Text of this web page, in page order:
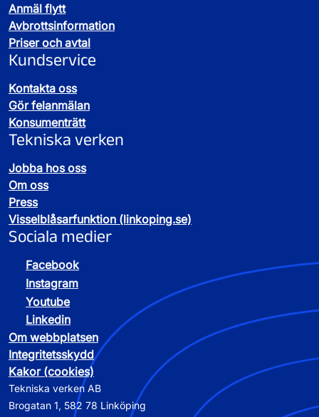
Anmäl flytt
Avbrottsinformation
Priser och avtal
Kundservice
Kontakta oss
Gör felanmälan
Konsumenträtt
Tekniska verken
Jobba hos oss
Om oss
Press
Visselblåsarfunktion (linkoping.se)
Sociala medier
Facebook
Instagram
Youtube
Linkedin
Om webbplatsen
Integritetsskydd
Kakor (cookies)
Tekniska verken AB
Brogatan 1, 582 78 Linköping